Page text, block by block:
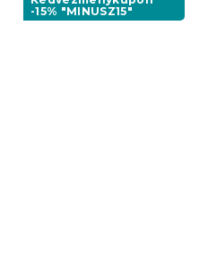
-15% "MINUSZ15"